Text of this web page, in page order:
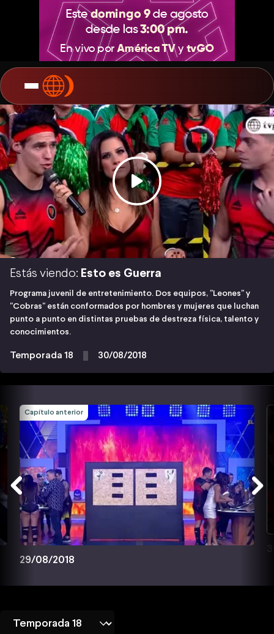
Estás viendo: Esto es Guerra
Programa juvenil de entretenimiento. Dos equipos, "Leones" y
"Cobras" están conformados por hombres y mujeres que luchan
punto a punto en distintas pruebas de destreza física, talento y
conocimientos.
Temporada 18 30/08/2018
Capítulo anterior
29/08/2018